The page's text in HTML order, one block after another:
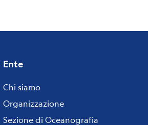
Footer
menu
Ente
Chi siamo
Organizzazione
Sezione di Oceanografia